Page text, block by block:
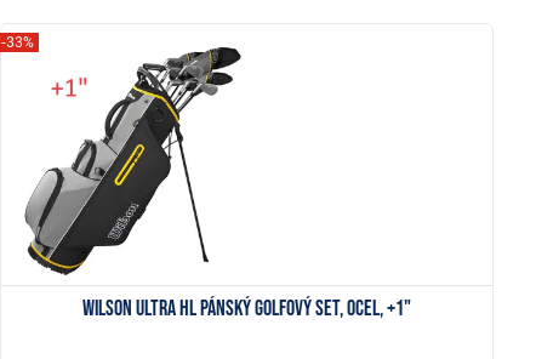
Wilson Ultra HL pánský golfový set, ocel, +1"
-33%
Zobrazit